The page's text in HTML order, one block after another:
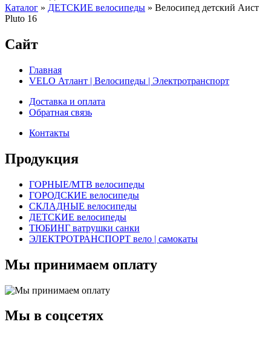
Каталог » ДЕТСКИЕ велосипеды » Велосипед детский Аист
Pluto 16
Сайт
Главная
VELO Атлант | Велосипеды | Электротранспорт
Доставка и оплата
Обратная связь
Контакты
Продукция
ГОРНЫЕ/MTB велосипеды
ГОРОДСКИЕ велосипеды
СКЛАДНЫЕ велосипеды
ДЕТСКИЕ велосипеды
ТЮБИНГ ватрушки санки
ЭЛЕКТРОТРАНСПОРТ вело | самокаты
Мы принимаем оплату
Мы в соцсетях